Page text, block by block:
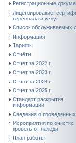
Регистрационные
Лицензирование,
персонала и услуг
Список обслуживаемых
Информация
Тарифы
Отчёты
Отчет за 2022 г.
Отчет за 2023 г.
Отчет за 2024 г.
Отчет за 2025 г.
Стандарт раскрытия
информации
Сведения о
Мероприятия по очистке
кровель от наледи
План работы